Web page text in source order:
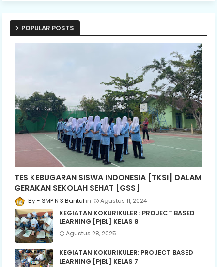
POPULAR POSTS
TES KEBUGARAN SISWA INDONESIA [TKSI] DALAM
GERAKAN SEKOLAH SEHAT [GSS]
SMP N 3 Bantul Agustus 11, 2024
KEGIATAN KOKURIKULER : PROJECT BASED
LEARNING [PjBL] KELAS 8
Agustus 28, 2025
KEGIATAN KOKURIKULER: PROJECT BASED
LEARNING [PjBL] KELAS 7